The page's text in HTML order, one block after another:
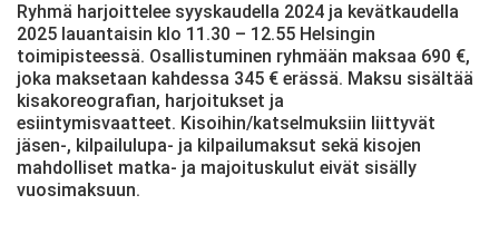
Ryhmä harjoittelee syyskaudella 2024 ja kevätkaudella
2025 lauantaisin klo 11.30 – 12.55 Helsingin
toimipisteessä. Osallistuminen ryhmään maksaa 690 €,
joka maksetaan kahdessa 345 € erässä. Maksu sisältää
kisakoreografian, harjoitukset ja
esiintymisvaatteet. Kisoihin/katselmuksiin liittyvät
jäsen-, kilpailulupa- ja kilpailumaksut sekä kisojen
mahdolliset matka- ja majoituskulut eivät sisälly
vuosimaksuun.